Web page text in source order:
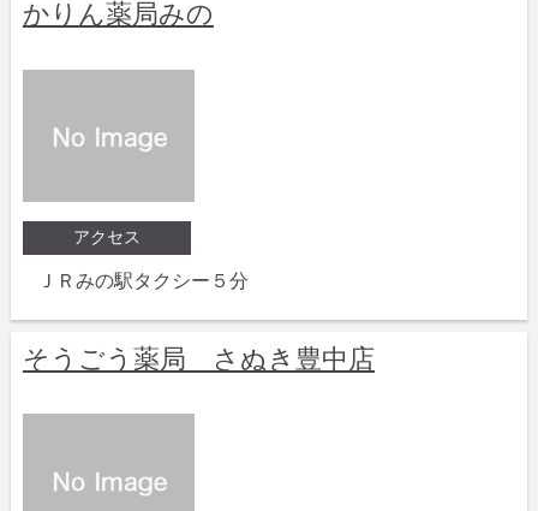
かりん薬局みの
アクセス
ＪＲみの駅タクシー５分
そうごう薬局 さぬき豊中店